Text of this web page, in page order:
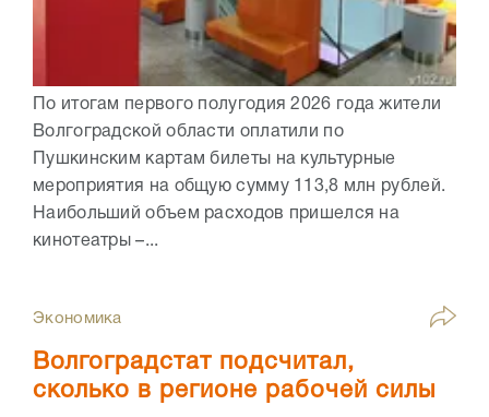
По итогам первого полугодия 2026 года жители
Волгоградской области оплатили по
Пушкинским картам билеты на культурные
мероприятия на общую сумму 113,8 млн рублей.
Наибольший объем расходов пришелся на
кинотеатры –...
Экономика
Волгоградстат подсчитал,
сколько в регионе рабочей силы